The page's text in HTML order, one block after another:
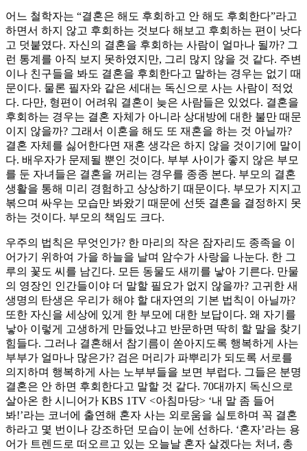
어느 철학자는 “결혼은 해도 후회하고 안 해도 후회한다”라고
하면서 하지 않고 후회하는 것보다 해보고 후회하는 편이 낫다
고 덧붙였다. 자신의 결혼을 후회하는 사람이 얼마나 될까? 그
런 통계를 아직 보지 못하였지만, 그리 많지 않을 것 같다. 주변
이나 친구들을 봐도 결혼을 후회한다고 말하는 경우는 없기 때
문이다. 물론 필자와 같은 세대는 독신으로 사는 사람이 적었
다. 다만, 형편이 어려워 결혼이 늦은 사람들은 있었다. 결혼을
후회하는 경우는 결혼 자체가 아니라 상대방에 대한 불만 때문
이지 않을까? 그래서 이혼을 해도 또 재혼을 하는 것 아닐까?
결혼 자체를 싫어한다면 재혼 생각은 하지 않을 것이기에 말이
다. 배우자가 문제될 뿐인 것이다. 부부 사이가 좋지 않은 부모
를 둔 자녀들은 결혼을 꺼리는 경우를 종종 본다. 부모의 결혼
생활을 통해 미리 경험하고 상상하기 때문이다. 부모가 지지고
볶으며 싸우는 모습만 봐왔기 때문에 선뜻 결혼을 결정하지 못
하는 것이다. 부모의 책임도 크다.
우주의 법칙은 무엇인가? 한 마리의 작은 잠자리도 종족을 이
어가기 위하여 가을 하늘을 날며 암수가 사랑을 나눈다. 한 그
루의 꽃도 씨를 남긴다. 모든 동물도 새끼를 낳아 기른다. 만물
의 영장인 인간들이야 더 말할 필요가 없지 않을까? 고귀한 새
생명의 탄생은 우리가 해야 할 대자연의 기본 법칙이 아닐까?
또한 자신을 세상에 있게 한 부모에 대한 보답이다. 왜 자기를
낳아 이렇게 고생하게 만들었냐고 반문하면 딱히 할 말을 찾기
힘들다. 그러나 결혼해서 참기름이 쏟아지도록 행복하게 사는
부부가 얼마나 많은가? 검은 머리가 파뿌리가 되도록 서로를
의지하며 행복하게 사는 노부부들을 보면 부럽다. 그들은 분명
결혼은 안 하면 후회한다고 말할 것 같다. 70대까지 독신으로
살아온 한 시니어가 KBS 1TV <아침마당> ‘내 말 좀 들어
봐!’라는 코너에 출연해 혼자 사는 외로움을 실토하며 꼭 결혼
하라고 몇 번이나 강조하던 모습이 눈에 선하다. ‘혼자’라는 용
어가 트렌드로 떠오르고 있는 오늘날 혼자 살겠다는 처녀, 총